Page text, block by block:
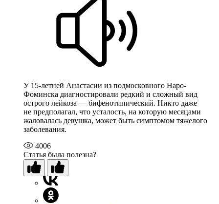
У 15-летней Анастасии из подмосковного Наро-
Фоминска диагностировали редкий и сложный вид
острого лейкоза — бифенотипический. Никто даже
не предполагал, что усталость, на которую месяцами
жаловалась девушка, может быть симптомом тяжелого
заболевания.
4006
Статья была полезна?